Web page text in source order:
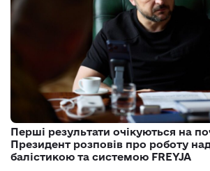
Перші результати очікуються на
Президент розповів про роботу
балістикою та системою FREYJA